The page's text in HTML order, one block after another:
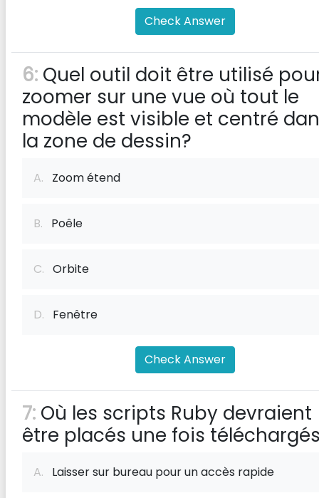
Check Answer
6: Quel outil doit être utilisé
zoomer sur une vue où tout le
modèle est visible et centré
la zone de dessin?
A. Zoom étend
B. Poêle
C. Orbite
D. Fenêtre
Check Answer
7: Où les scripts Ruby devraient
être placés une fois
A. Laisser sur bureau pour un accès rapide